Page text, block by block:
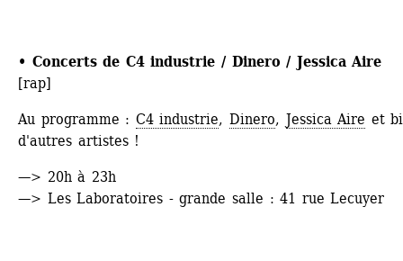
• Concerts de C4 industrie / Dinero / Jessica Aire
[rap]
Au programme : C4 industrie, Dinero, Jessica Aire et
d'autres artistes !
—> 20h à 23h
—> Les Laboratoires - grande salle : 41 rue Lecuyer